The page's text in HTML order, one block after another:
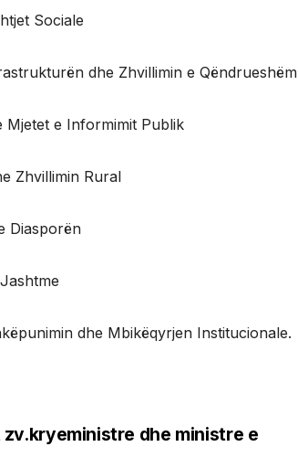
Sociale
dhe Zhvillimin e Qëndrueshëm
Mjetet e Informimit Publik
Zhvillimin Rural
Diasporën
dhe Mbikëqyrjen Institucionale.
dhe ministre e